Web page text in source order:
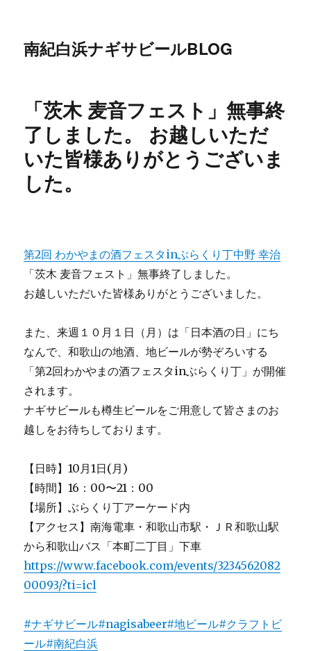
南紀白浜ナギサビールBLOG
「茨木 麦音フェスト」無事終
了しました。 お越しいただ
いた皆様ありがとうございま
した。
第2回 わかやまの酒フェスタinぶらくり丁中野 幸治
「茨木 麦音フェスト」無事終了しました。
お越しいただいた皆様ありがとうございました。
また、来週１０月１日（月）は「日本酒の日」にち
なんで、和歌山の地酒、地ビールが勢ぞろいする
「第2回わかやまの酒フェスタinぶらくり丁」が開催
されます。
ナギサビールも樽生ビールをご用意して皆さまのお
越しをお待ちしております。
【日時】10月1日(月)
【時間】16：00〜21：00
【場所】ぶらくり丁アーケード内
【アクセス】南海電車・和歌山市駅・ＪＲ和歌山駅
から和歌山バス「本町二丁目」下車
https://www.facebook.com/events/3234562082
00093/?ti=icl
#ナギサビール#nagisabeer#地ビール#クラフトビ
ール#南紀白浜